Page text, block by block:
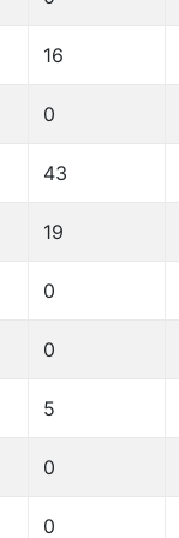
16
0
43
19
0
0
5
0
0